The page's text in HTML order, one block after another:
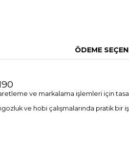
ÖDEME
ve markalama işlemleri için
ve hobi çalışmalarında pratik